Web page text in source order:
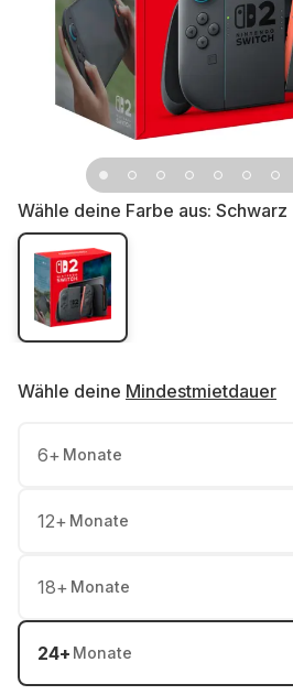
Wähle deine Farbe aus: Schwarz
Wähle deine Mindestmietdauer
6+ Monate
12+ Monate
18+ Monate
24+ Monate